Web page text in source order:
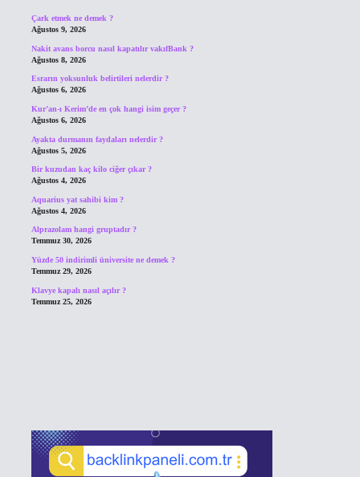
Çark etmek ne demek ?
Ağustos 9, 2026
Nakit avans borcu nasıl kapatılır vakıfBank ?
Ağustos 8, 2026
Esrarın yoksunluk belirtileri nelerdir ?
Ağustos 6, 2026
Kur’an-ı Kerim’de en çok hangi isim geçer ?
Ağustos 6, 2026
Ayakta durmanın faydaları nelerdir ?
Ağustos 5, 2026
Bir kuzudan kaç kilo ciğer çıkar ?
Ağustos 4, 2026
Aquarius yat sahibi kim ?
Ağustos 4, 2026
Alprazolam hangi gruptadır ?
Temmuz 30, 2026
Yüzde 50 indirimli üniversite ne demek ?
Temmuz 29, 2026
Klavye kapalı nasıl açılır ?
Temmuz 25, 2026